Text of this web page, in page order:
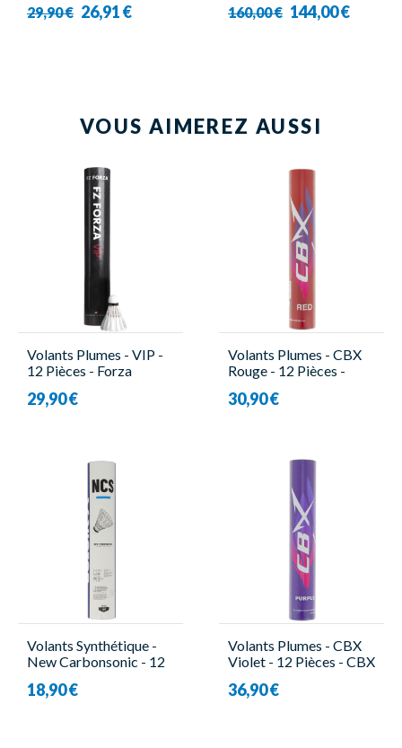
29,90 € 26,91 €
Bleu Claire - Homme -
160,00 € 144,00 €
VOUS AIMEREZ AUSSI
Volants Plumes - VIP -
12 Pièces - Forza
29,90 €
Volants Plumes - CBX
Rouge - 12 Pièces -
30,90 €
Volants Synthétique -
New Carbonsonic - 12
18,90 €
Volants Plumes - CBX
Violet - 12 Pièces - CBX
36,90 €